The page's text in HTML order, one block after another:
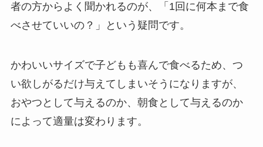
者の方からよく聞かれるのが、「1回に何本まで食
べさせていいの？」という疑問です。
かわいいサイズで子どもも喜んで食べるため、つ
い欲しがるだけ与えてしまいそうになりますが、
おやつとして与えるのか、朝食として与えるのか
によって適量は変わります。